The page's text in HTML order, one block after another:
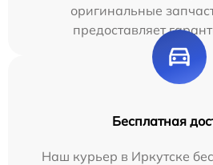
оригинальные
предоставляет
Бесплатная
Наш курьер в Иркутске